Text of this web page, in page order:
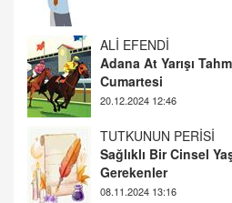
TUTKUNUN PERİSİ
Sağlıklı Bir Cinsel
Gerekenler
08.11.2024 13:16
FARUK ÖNALAN
Tezkere
2 Kasım 2021 Salı 00:11